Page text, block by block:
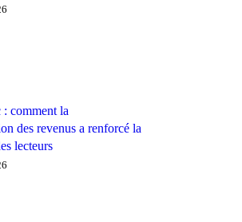
: comment la
des revenus a renforcé la
lecteurs